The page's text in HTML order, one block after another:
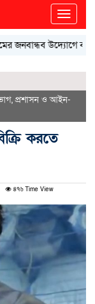
Toggle
উদ্যোগে বদলে
, প্রশাসন ও আইন-
করতে
৪৭৬ Time View